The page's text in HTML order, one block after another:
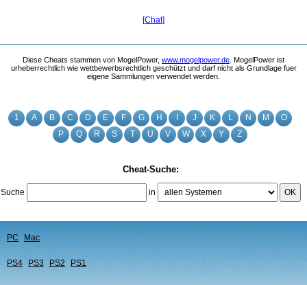
1 A B C D E F G H J K L N M
O
P
Q R S T U V W X Y Z
Cheat-Suche:
Suche in OK
PC Mac
PS4 PS3 PS2 PS1
[Chat]
Diese Cheats stammen von MogelPower, www.mogelpower.de . MogelPower ist
urheberrechtlich wie wettbewerbsrechtlich geschützt und darf nicht als Grundlage fuer
eigene Sammlungen verwendet werden.